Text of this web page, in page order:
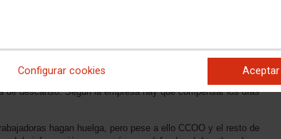
Configurar cookies Aceptar
esta coaccionando a la plantilla para que no secunde la
a todo el personal eventual si van a hacer
que le deben algo a la empresa.
a la huelga obligando a los trabajadores y trabajadoras
descanso. Según la empresa hay que compensar los días
hagan huelga, pero pese a ello CCOO y el resto de